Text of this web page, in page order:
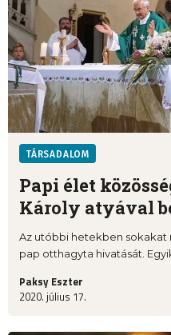
TÁRSADALOM
Papi élet
Károly atyával
Az utóbbi hetekben sokakat
pap otthagyta hivatását.
Paksy Eszter
2020. július 17.